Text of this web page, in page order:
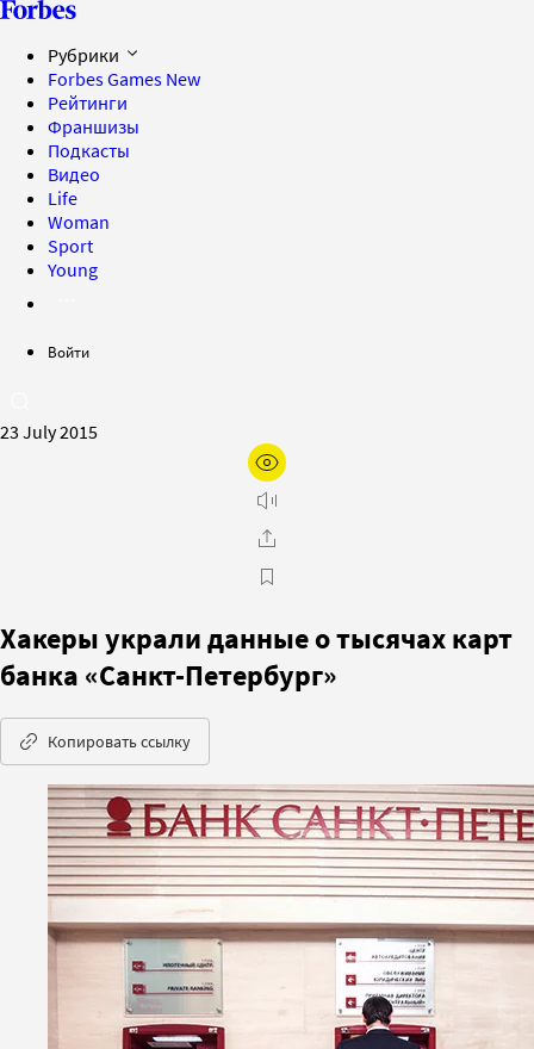
Рубрики
Forbes Games New
Рейтинги
Франшизы
Подкасты
Видео
Life
Woman
Sport
Young
Войти
23 July 2015
Хакеры украли данные о тысячах карт
банка «Санкт-Петербург»
Копировать ссылку